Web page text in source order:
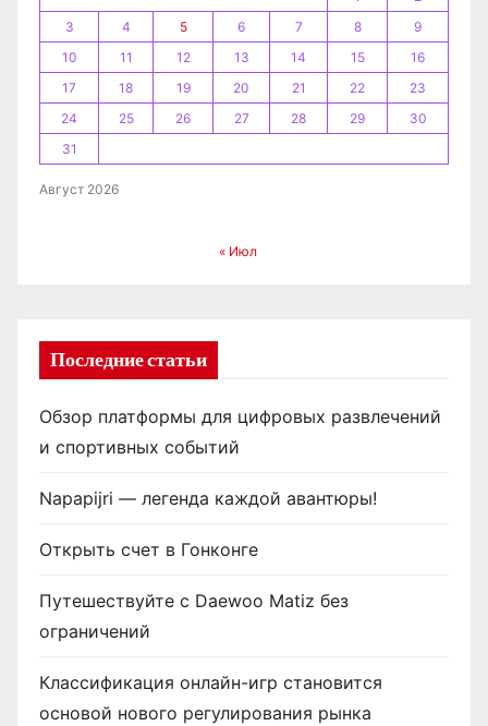
м
Август 2026
3
4 5 6 7 8
9
10
11 12 13 14 15
16
17
18 19 20 21 22
23
24
25 26 27 28 29
30
31
« Июл
Последние статьи
Обзор платформы для цифровых развлечений
и спортивных событий
Napapijri — легенда каждой авантюры!
Открыть счет в Гонконге
Путешествуйте с Daewoo Matiz без
ограничений
Классификация онлайн-игр становится
основой нового регулирования рынка